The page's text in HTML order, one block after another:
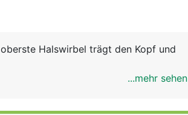
Halswirbel trägt den Kopf und
...mehr sehen